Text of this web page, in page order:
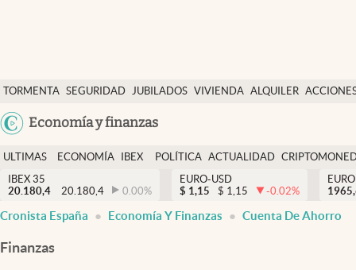
TORMENTA SEGURIDAD JUBILADOS VIVIENDA ALQUILER
Colombia
Economía y finanzas
Economía y finanzas
Política
Actualidad
Criptomonedas
España
ULTIMAS
NOTICIAS
ECONOMÍA
FINANZAS
IBEX
EURO
POLÍTICA ACTUALIDAD
IBEX 35
20.180,4
20.180,4 0.00%
EURO-USD
$ 1,15 $ 1,15 -0.02%
Cronista España Economía Y Finanzas Cuenta De Ahorro
Finanzas